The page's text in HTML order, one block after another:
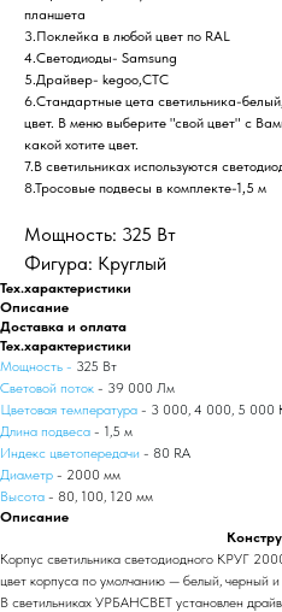
планшета
3.Поклейка в любой цвет по RAL
4.Светодиоды- Samsung
5.Драйвер- kegoo,СТС
6.Cтандартные цета светильника-
цвет. В меню выберите "свой цвет" с
какой хотите цвет.
7.В светильниках используются
8.Тросовые подвесы в комплекте-1,5 м
Мощность: 325 Вт
Фигура: Круглый
Тех.характеристики
Описание
Доставка и оплата
Тех.характеристики
Мощность - 325 Вт
Световой поток - 39 000 Лм
Цветовая температура - 3 000, 4 000, 5 000
Длина подвеса - 1,5 м
Индекс цветопередачи - 80 RA
Диаметр - 2000 мм
Высота - 80, 100, 120 мм
Описание
Корпус светильника светодиодного КРУГ
цвет корпуса по умолчанию — белый, черный
В светильниках УРБАНСВЕТ установлен